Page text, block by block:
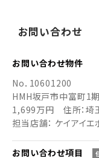
お問い合わせ
お問い合わせ物件
No． 10601200
HMH坂戸市中富町1期
1,699万円 住所：埼
担当店舗： ケイアイ
お問い合わせ項目